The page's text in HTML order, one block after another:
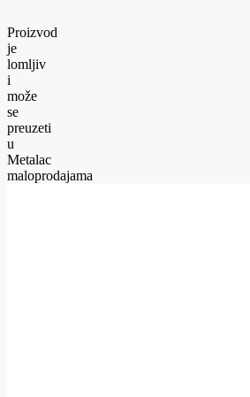
Proizvod
je
lomljiv
i
može
se
preuzeti
u
Metalac
maloprodajama